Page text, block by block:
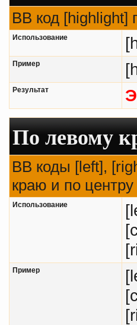
BB код [highlight]
Использование
Пример
Результат
По левому
BB коды [left],
краю и по центру
Использование
Пример